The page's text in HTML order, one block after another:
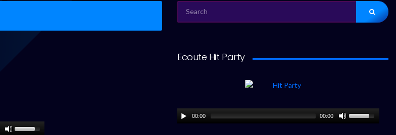
FOR:
Ecoute Hit Party
00:00 00:00